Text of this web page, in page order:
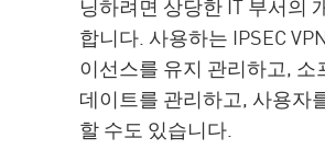
닝하려면 상당한 IT 부서의
합니다. 사용하는 IPSEC
이선스를 유지 관리하고, 소
데이트를 관리하고, 사용자
할 수도 있습니다.